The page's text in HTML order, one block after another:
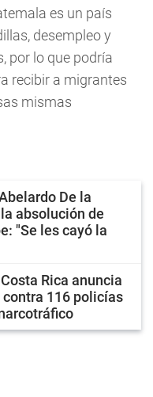
es un país
desempleo y
por lo que podría
recibir a migrantes
mismas
De la
absolución de
"Se les cayó la
Costa Rica anuncia
116 policías